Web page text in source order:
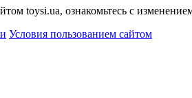
toysi.ua, ознакомьтесь с
Условия пользованием сайтом